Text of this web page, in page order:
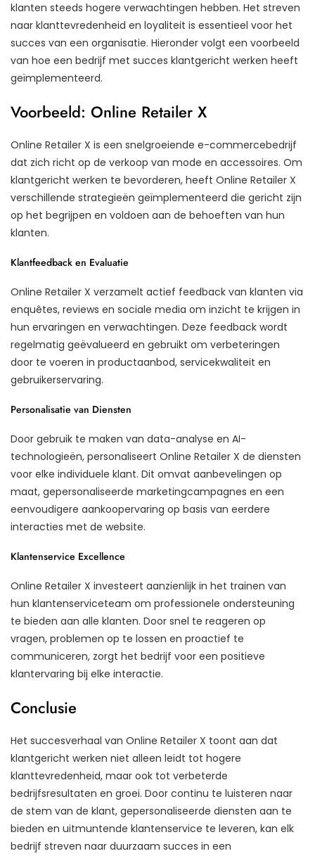
klanten steeds hogere verwachtingen hebben. Het streven
naar klanttevredenheid en loyaliteit is essentieel voor het
succes van een organisatie. Hieronder volgt een voorbeeld
van hoe een bedrijf met succes klantgericht werken heeft
geïmplementeerd.
Voorbeeld: Online Retailer X
Online Retailer X is een snelgroeiende e-commercebedrijf
dat zich richt op de verkoop van mode en accessoires. Om
klantgericht werken te bevorderen, heeft Online Retailer X
verschillende strategieën geïmplementeerd die gericht zijn
op het begrijpen en voldoen aan de behoeften van hun
klanten.
Klantfeedback en Evaluatie
Online Retailer X verzamelt actief feedback van klanten via
enquêtes, reviews en sociale media om inzicht te krijgen in
hun ervaringen en verwachtingen. Deze feedback wordt
regelmatig geëvalueerd en gebruikt om verbeteringen
door te voeren in productaanbod, servicekwaliteit en
gebruikerservaring.
Personalisatie van Diensten
Door gebruik te maken van data-analyse en AI-
technologieën, personaliseert Online Retailer X de diensten
voor elke individuele klant. Dit omvat aanbevelingen op
maat, gepersonaliseerde marketingcampagnes en een
eenvoudigere aankoopervaring op basis van eerdere
interacties met de website.
Klantenservice Excellence
Online Retailer X investeert aanzienlijk in het trainen van
hun klantenserviceteam om professionele ondersteuning
te bieden aan alle klanten. Door snel te reageren op
vragen, problemen op te lossen en proactief te
communiceren, zorgt het bedrijf voor een positieve
klantervaring bij elke interactie.
Conclusie
Het succesverhaal van Online Retailer X toont aan dat
klantgericht werken niet alleen leidt tot hogere
klanttevredenheid, maar ook tot verbeterde
bedrijfsresultaten en groei. Door continu te luisteren naar
de stem van de klant, gepersonaliseerde diensten aan te
bieden en uitmuntende klantenservice te leveren, kan elk
bedrijf streven naar duurzaam succes in een